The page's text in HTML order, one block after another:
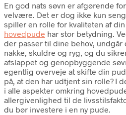
En god nats søvn er afgørende
velvære. Det er dog ikke kun
spiller en rolle for kvaliteten af
hovedpude har stor betydning.
der passer til dine behov,
nakke, skuldre og ryg, og du
afslappet og genopbyggende
egentlig overveje at skifte din
på, at den har udtjent sin rolle? I
i alle aspekter omkring
allergivenlighed til de
du bør investere i en ny pude.